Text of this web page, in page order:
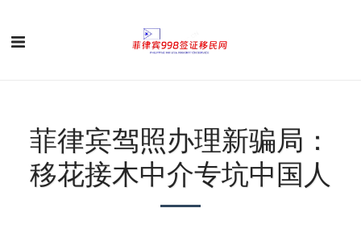
菲律宾驾照办理新骗局：
移花接木中介专坑中国人